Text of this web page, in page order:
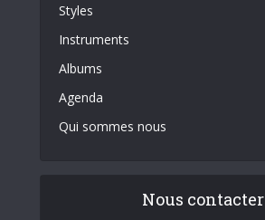
Styles
Instruments
Albums
Agenda
Qui sommes nous
Nous contacter